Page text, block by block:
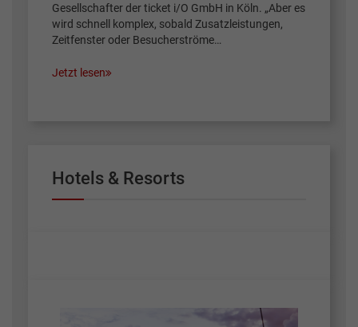
Gesellschafter der ticket i/O GmbH in Köln. „Aber es
wird schnell komplex, sobald Zusatzleistungen,
Zeitfenster oder Besucherströme…
Jetzt lesen
Hotels & Resorts